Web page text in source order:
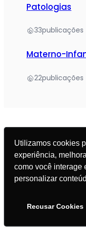
Utilizamos cookies
experiência,
como você interage
personalizar
Recusar Cookies
Patologias
33publicações
Materno-
22publicações
© 2025 Academia
reservados.